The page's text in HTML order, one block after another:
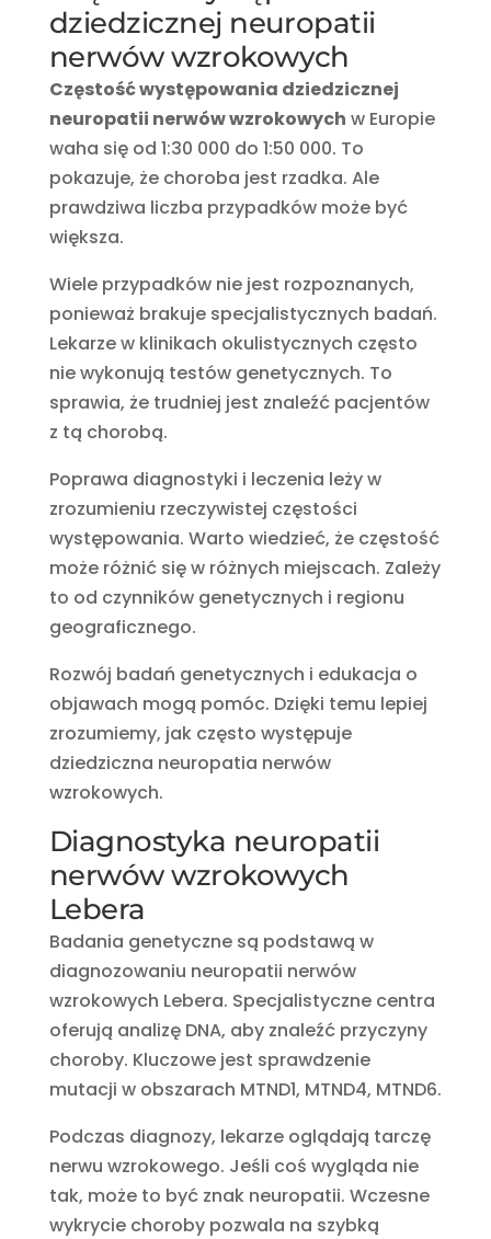
dziedzicznej neuropatii
nerwów wzrokowych
Częstość występowania dziedzicznej
neuropatii nerwów wzrokowych w Europie
waha się od 1:30 000 do 1:50 000. To
pokazuje, że choroba jest rzadka. Ale
prawdziwa liczba przypadków może być
większa.
Wiele przypadków nie jest rozpoznanych,
ponieważ brakuje specjalistycznych badań.
Lekarze w klinikach okulistycznych często
nie wykonują testów genetycznych. To
sprawia, że trudniej jest znaleźć pacjentów
z tą chorobą.
Poprawa diagnostyki i leczenia leży w
zrozumieniu rzeczywistej częstości
występowania. Warto wiedzieć, że częstość
może różnić się w różnych miejscach. Zależy
to od czynników genetycznych i regionu
geograficznego.
Rozwój badań genetycznych i edukacja o
objawach mogą pomóc. Dzięki temu lepiej
zrozumiemy, jak często występuje
dziedziczna neuropatia nerwów
wzrokowych.
Diagnostyka neuropatii
nerwów wzrokowych
Lebera
Badania genetyczne są podstawą w
diagnozowaniu neuropatii nerwów
wzrokowych Lebera. Specjalistyczne centra
oferują analizę DNA, aby znaleźć przyczyny
choroby. Kluczowe jest sprawdzenie
mutacji w obszarach MTND1, MTND4, MTND6.
Podczas diagnozy, lekarze oglądają tarczę
nerwu wzrokowego. Jeśli coś wygląda nie
tak, może to być znak neuropatii. Wczesne
wykrycie choroby pozwala na szybką